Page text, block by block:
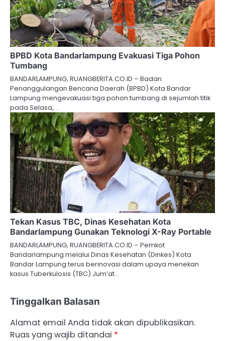
BPBD Kota Bandarlampung Evakuasi Tiga Pohon
Tumbang
BANDARLAMPUNG, RUANGBERITA.CO.ID – Badan
Penanggulangan Bencana Daerah (BPBD) Kota Bandar
Lampung mengevakuasi tiga pohon tumbang di sejumlah titik
pada Selasa,…
Tekan Kasus TBC, Dinas Kesehatan Kota
Bandarlampung Gunakan Teknologi X-Ray Portable
BANDARLAMPUNG, RUANGBERITA.CO.ID – Pemkot
Bandarlampung melalui Dinas Kesehatan (Dinkes) Kota
Bandar Lampung terus berinovasi dalam upaya menekan
kasus Tuberkulosis (TBC).Jum’at…
Tinggalkan Balasan
Alamat email Anda tidak akan dipublikasikan.
Ruas yang wajib ditandai *